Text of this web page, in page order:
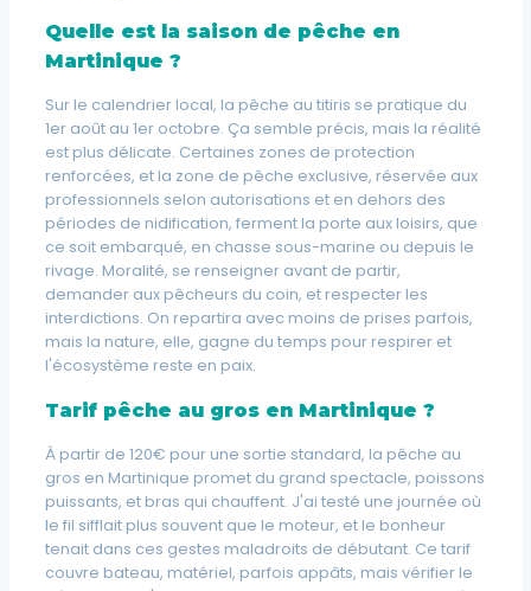
Quelle est la saison de pêche en
Martinique ?
Sur le calendrier local, la pêche au titiris se pratique du
1er août au 1er octobre. Ça semble précis, mais la réalité
est plus délicate. Certaines zones de protection
renforcées, et la zone de pêche exclusive, réservée aux
professionnels selon autorisations et en dehors des
périodes de nidification, ferment la porte aux loisirs, que
ce soit embarqué, en chasse sous-marine ou depuis le
rivage. Moralité, se renseigner avant de partir,
demander aux pêcheurs du coin, et respecter les
interdictions. On repartira avec moins de prises parfois,
mais la nature, elle, gagne du temps pour respirer et
l'écosystème reste en paix.
Tarif pêche au gros en Martinique ?
À partir de 120€ pour une sortie standard, la pêche au
gros en Martinique promet du grand spectacle, poissons
puissants, et bras qui chauffent. J'ai testé une journée où
le fil sifflait plus souvent que le moteur, et le bonheur
tenait dans ces gestes maladroits de débutant. Ce tarif
couvre bateau, matériel, parfois appâts, mais vérifier le